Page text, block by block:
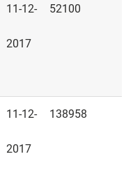
11-12-
2017
52100
11-12-
2017
138958